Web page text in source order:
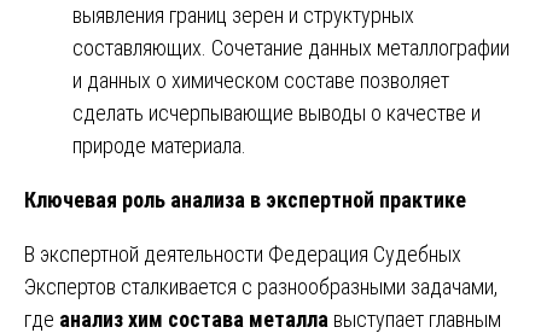
выявления границ зерен и структурных
составляющих. Сочетание данных металлографии
и данных о химическом составе позволяет
сделать исчерпывающие выводы о качестве и
природе материала.
Ключевая роль анализа в экспертной практике
В экспертной деятельности Федерация Судебных
Экспертов сталкивается с разнообразными задачами,
где анализ хим состава металла выступает главным